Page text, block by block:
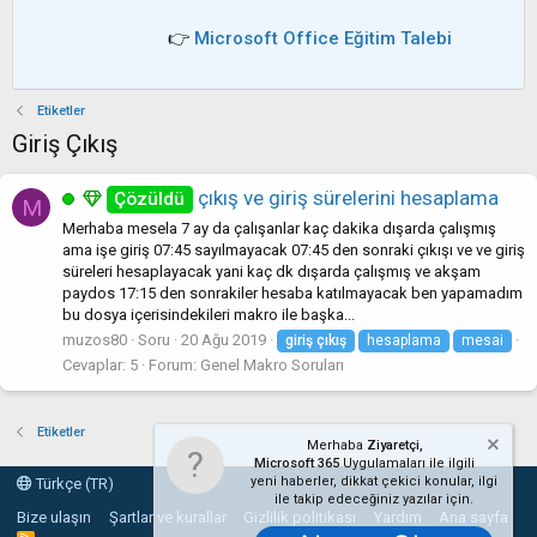
👉 Microsoft Office Eğitim Talebi
Etiketler
Giriş Çıkış
M Çözüldü çıkış ve giriş sürelerini hesaplama
Merhaba mesela 7 ay da çalışanlar kaç dakika dışarda çalışmış
ama işe giriş 07:45 sayılmayacak 07:45 den sonraki çıkışı ve ve giriş
süreleri hesaplayacak yani kaç dk dışarda çalışmış ve akşam
paydos 17:15 den sonrakiler hesaba katılmayacak ben yapamadım
bu dosya içerisindekileri makro ile başka...
muzos80 Soru 20 Ağu 2019 giriş çıkış hesaplama mesai
Cevaplar: 5 Forum: Genel Makro Soruları
Etiketler
Türkçe (TR)
Bize ulaşın
Şartlar ve kurallar Gizlilik politikası Yardım Ana sayfa
Merhaba Ziyaretçi,
Microsoft 365Uygulamaları ile ilgili
yeni haberler, dikkat çekici konular, ilgi
ile takip edeceğiniz yazılar için.